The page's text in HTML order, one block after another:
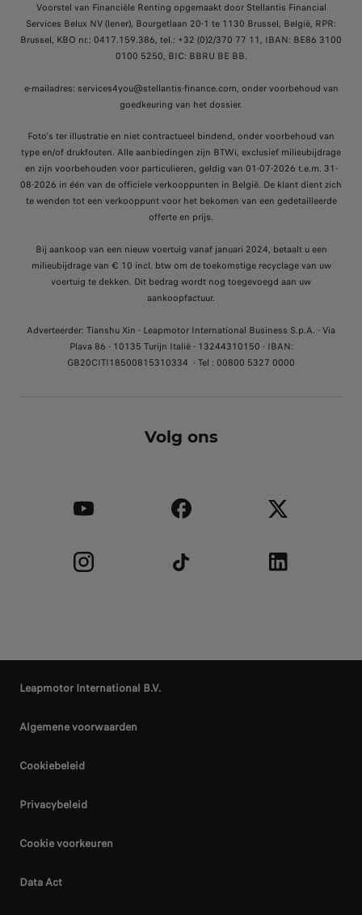
Voorstel van Financiële Renting opgemaakt door Stellantis Financial
Services Belux NV (lener), Bourgetlaan 20-1 te 1130 Brussel, België, RPR:
Brussel, KBO nr.: 0417.159.386, tel.: +32 (0)2/370 77 11, IBAN: BE86 3100
0100 5250, BIC: BBRU BE BB.
e-mailadres: services4you@stellantis-finance.com, onder voorbehoud van
goedkeuring van het dossier.
Foto's ter illustratie en niet contractueel bindend, onder voorbehoud van
type en/of drukfouten. Alle aanbiedingen zijn BTWi, exclusief milieubijdrage
en zijn voorbehouden voor particulieren, geldig van 01-07-2026 t.e.m. 31-
08-2026 in één van de officiele verkooppunten in België. De klant dient zich
te wenden tot een verkooppunt voor het bekomen van een gedetailleerde
offerte en prijs.
Bij aankoop van een nieuw voertuig vanaf januari 2024, betaalt u een
milieubijdrage van € 10 incl. btw om de toekomstige recyclage van uw
voertuig te dekken. Dit bedrag wordt nog toegevoegd aan uw
aankoopfactuur.
Adverteerder: Tianshu Xin - Leapmotor International Business S.p.A. - Via
Plava 86 - 10135 Turijn Italië - 13244310150 - IBAN:
GB20CITI18500815310334 - Tel : 00800 5327 0000
Volg ons
Leapmotor International B.V.
Algemene voorwaarden
Cookiebeleid
Privacybeleid
Cookie voorkeuren
Data Act